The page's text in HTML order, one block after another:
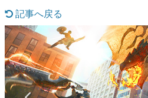
特集記事
マンガ
女性向け
アプリレビュー
記事へ戻る